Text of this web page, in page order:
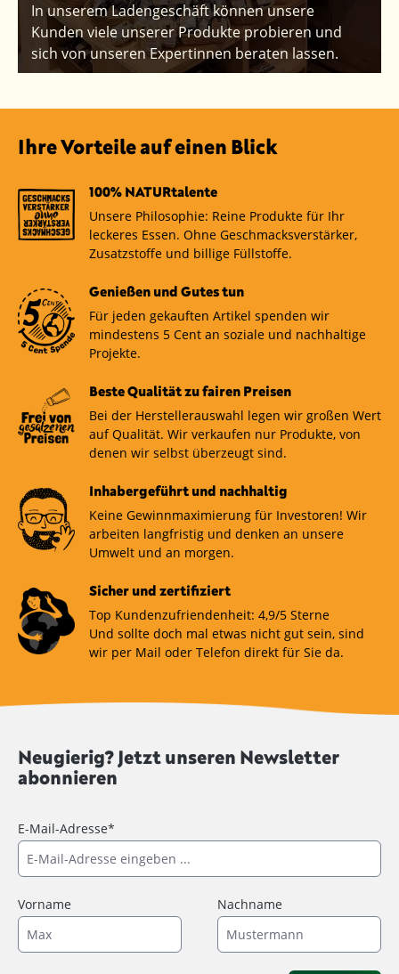
In unserem Ladengeschäft können unsere
Kunden viele unserer Produkte probieren und
sich von unseren Expertinnen beraten lassen.
Ihre Vorteile auf einen Blick
100% NATURtalente
Unsere Philosophie: Reine Produkte für Ihr
leckeres Essen. Ohne Geschmacksverstärker,
Zusatzstoffe und billige Füllstoffe.
Genießen und Gutes tun
Für jeden gekauften Artikel spenden wir
mindestens 5 Cent an soziale und nachhaltige
Projekte.
Beste Qualität zu fairen Preisen
Bei der Herstellerauswahl legen wir großen Wert
auf Qualität. Wir verkaufen nur Produkte, von
denen wir selbst überzeugt sind.
Inhabergeführt und nachhaltig
Keine Gewinnmaximierung für Investoren! Wir
arbeiten langfristig und denken an unsere
Umwelt und an morgen.
Sicher und zertifiziert
Top Kundenzufriendenheit: 4,9/5 Sterne
Und sollte doch mal etwas nicht gut sein, sind
wir per Mail oder Telefon direkt für Sie da.
Neugierig? Jetzt unseren Newsletter
abonnieren
E-Mail-Adresse*
Vorname Nachname